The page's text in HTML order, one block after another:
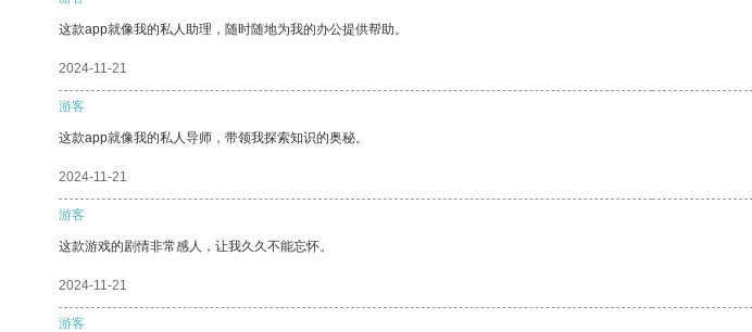
这款app就像我的私人助理，随时随地为我的办公提供帮助。
2024-11-21
游客
这款app就像我的私人导师，带领我探索知识的奥秘。
2024-11-21
游客
这款游戏的剧情非常感人，让我久久不能忘怀。
2024-11-21
游客